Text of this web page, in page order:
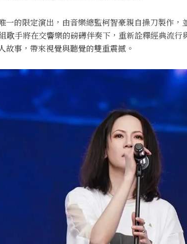
一的限定演出，由音樂總監柯智豪親自操刀製作
歌手將在交響樂的磅礡伴奏下，重新詮釋經典流
故事，帶來視覺與聽覺的雙重震撼。